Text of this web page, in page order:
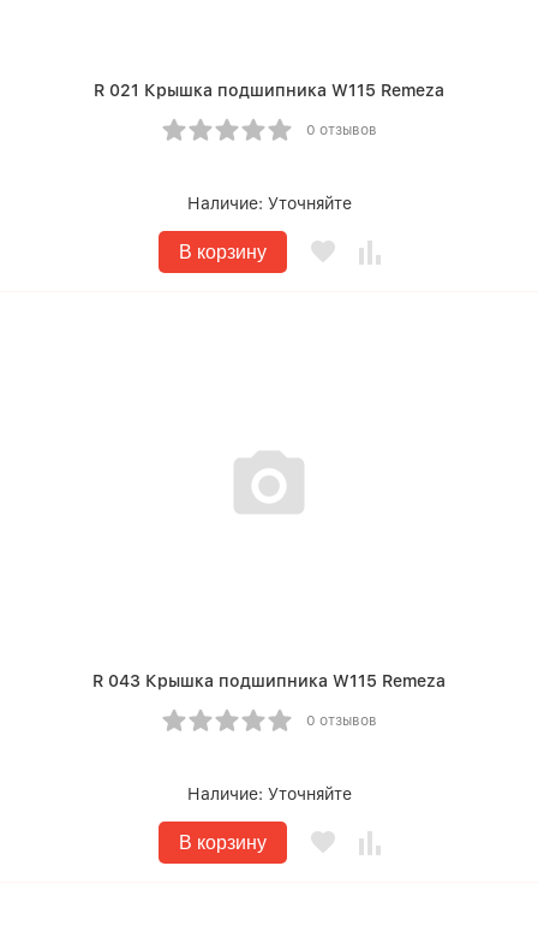
R 021 Крышка подшипника W115 Remeza
0 отзывов
Наличие: Уточняйте
В корзину
R 043 Крышка подшипника W115 Remeza
0 отзывов
Наличие: Уточняйте
В корзину